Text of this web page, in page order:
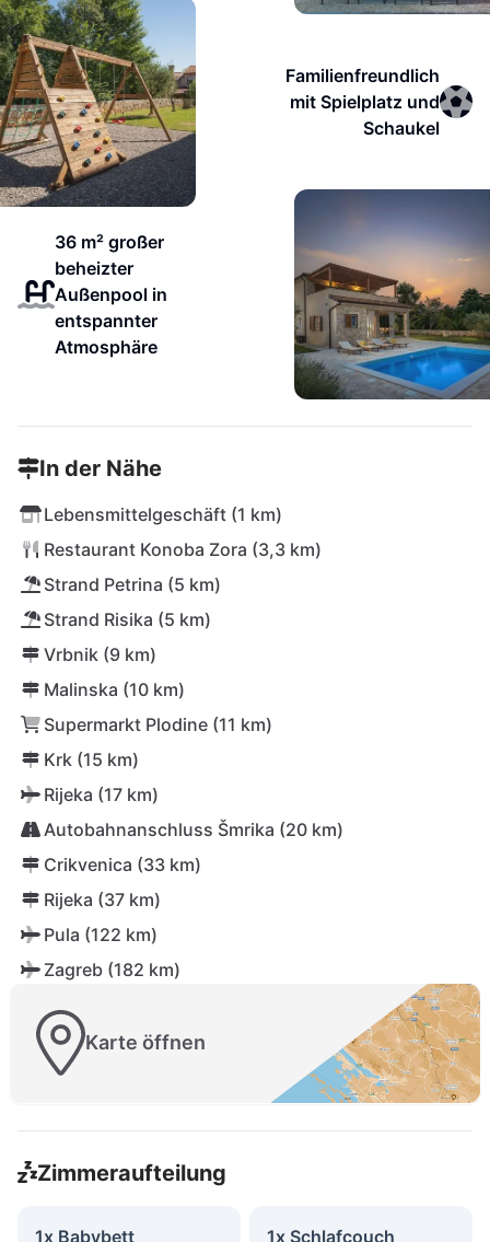
Familienfreundlich
mit Spielplatz und
Schaukel
36 m² großer
beheizter
Außenpool in
entspannter
Atmosphäre
In der Nähe
Lebensmittelgeschäft (1 km)
Restaurant Konoba Zora (3,3 km)
Strand Petrina (5 km)
Strand Risika (5 km)
Vrbnik (9 km)
Malinska (10 km)
Supermarkt Plodine (11 km)
Krk (15 km)
Rijeka (17 km)
Autobahnanschluss Šmrika (20 km)
Crikvenica (33 km)
Rijeka (37 km)
Pula (122 km)
Zagreb (182 km)
Karte öffnen
Zimmeraufteilung
1x Babybett 1x Schlafcouch